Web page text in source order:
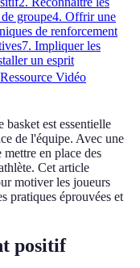
groupe4. Offrir une
de renforcement
7. Impliquer les
un esprit
Vidéo
basket est essentielle
de l'équipe. Avec une
en place des
Cet article
motiver les joueurs
pratiques éprouvées et
positif